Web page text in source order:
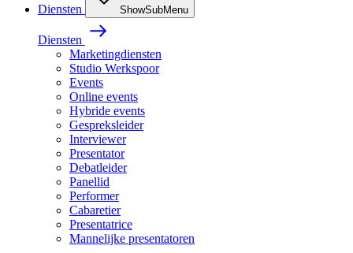
Diensten ShowSubMenu
Diensten
Marketingdiensten
Studio Werkspoor
Events
Online events
Hybride events
Gespreksleider
Interviewer
Presentator
Debatleider
Panellid
Performer
Cabaretier
Presentatrice
Mannelijke presentatoren